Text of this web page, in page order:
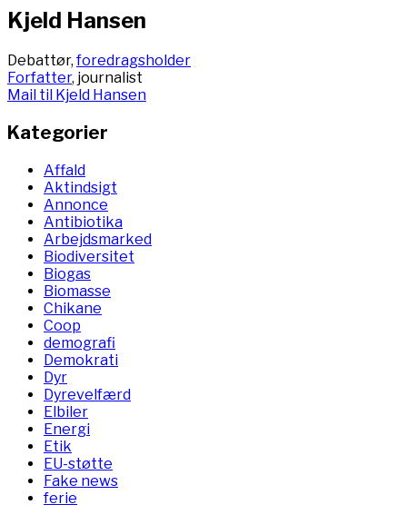
Kjeld Hansen
Debattør,foredragsholder
Forfatter, journalist
Mail til Kjeld Hansen
Kategorier
Affald
Aktindsigt
Annonce
Antibiotika
Arbejdsmarked
Biodiversitet
Biogas
Biomasse
Chikane
Coop
demografi
Demokrati
Dyr
Dyrevelfærd
Elbiler
Energi
Etik
EU-støtte
Fake news
ferie